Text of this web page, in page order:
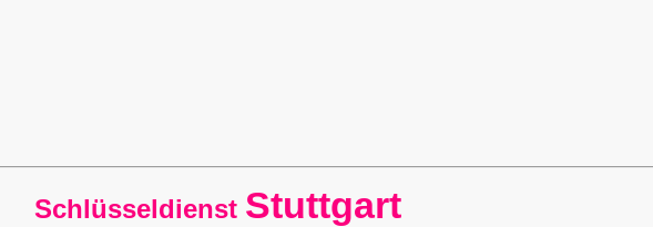
Schlüsseldienst Stuttgart